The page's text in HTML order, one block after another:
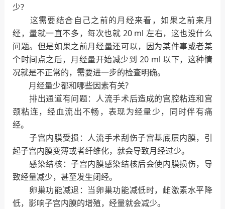
少?
这需要结合自己之前的月经来看，如果之前来月
经，量就一直不多，每次也就 20 ml 左右，这也没什么
问题。但是如果之前月经量还可以，因为某件事或者某
个时间点之后，月经量开始减少到 20 ml 以下，这种情
况就是不正常的，需要进一步的检查明确。
月经量少都和哪些因素有关?
排出通道有问题：人流手术后造成的宫腔粘连和宫
颈粘连，经血流出不畅，表现为经量少，同时伴有痛
经。
子宫内膜受损：人流手术刮伤子宫基底层内膜，引
起子宫内膜变薄或者纤维化，就会导致月经过少。
感染结核：子宫内膜感染结核后会使内膜损伤，导
致经量减少，甚至发生闭经。
卵巢功能减退：当卵巢功能减低时，雌激素水平降
低，影响子宫内膜的增殖，经量就会减少。